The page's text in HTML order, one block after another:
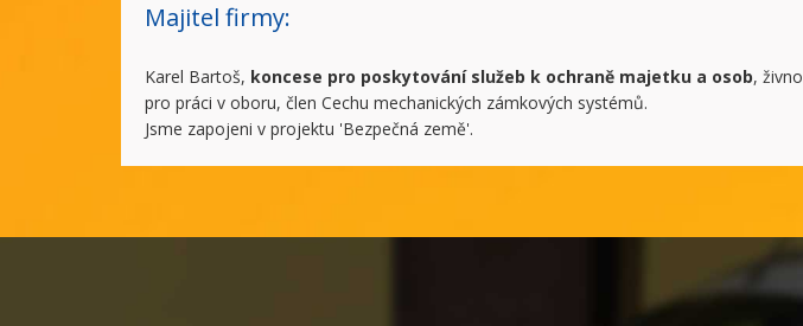
Majitel firmy:
Karel Bartoš, koncese pro poskytování služeb k ochraně majetku a osob,
pro práci v oboru, člen Cechu mechanických zámkových systémů.
Jsme zapojeni v projektu 'Bezpečná země'.